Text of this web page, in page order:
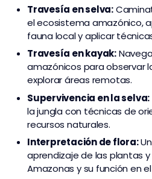
Travesía en selva:
el ecosistema amazónico,
fauna local y aplicar
Travesía en kayak:
amazónicos para observar
explorar áreas remotas.
Supervivencia en la selva:
la jungla con técnicas de
recursos naturales.
Interpretación de flora:
aprendizaje de las plantas
Amazonas y su función en